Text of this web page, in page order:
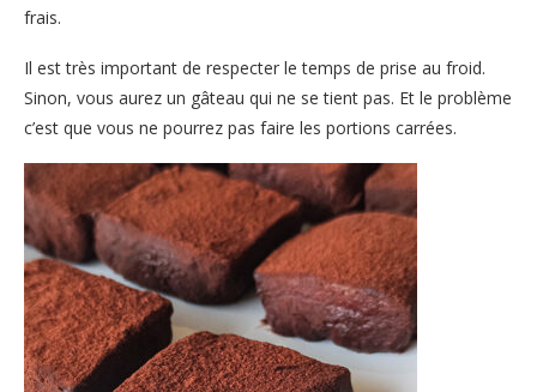
frais.
Il est très important de respecter le temps de prise au froid.
Sinon, vous aurez un gâteau qui ne se tient pas. Et le problème
c’est que vous ne pourrez pas faire les portions carrées.